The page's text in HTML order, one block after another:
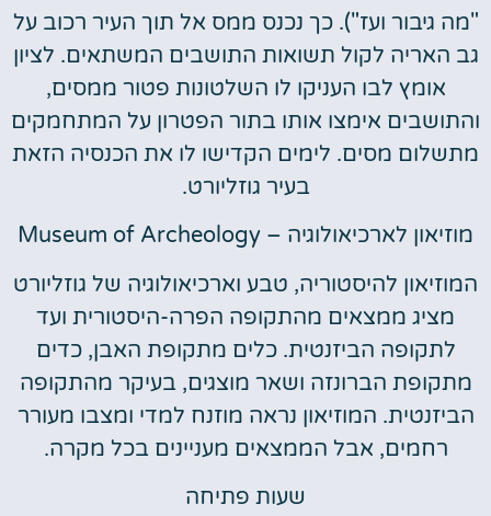
"מה גיבור ועז"). כך נכנס ממס אל תוך העיר רכוב על
גב האריה לקול תשואות התושבים המשתאים. לציון
אומץ לבו העניקו לו השלטונות פטור ממסים,
והתושבים אימצו אותו בתור הפטרון על המתחמקים
מתשלום מסים. לימים הקדישו לו את הכנסיה הזאת
בעיר גוזליורט.
מוזיאון לארכיאולוגיה – Museum of Archeology
המוזיאון להיסטוריה, טבע וארכיאולוגיה של גוזליורט
מציג ממצאים מהתקופה הפרה-היסטורית ועד
לתקופה הביזנטית. כלים מתקופת האבן, כדים
מתקופת הברונזה ושאר מוצגים, בעיקר מהתקופה
הביזנטית. המוזיאון נראה מוזנח למדי ומצבו מעורר
רחמים, אבל הממצאים מעניינים בכל מקרה.
שעות פתיחה